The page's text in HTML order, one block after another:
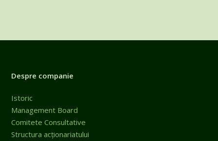
Despre companie
Istoric
Management Board
Comitete Consultative
Structura acționariatului